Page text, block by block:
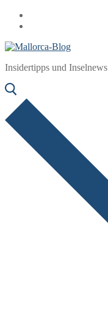
Zum
Inhalt
Menü
Schließen
Insidertipps und Inselnews